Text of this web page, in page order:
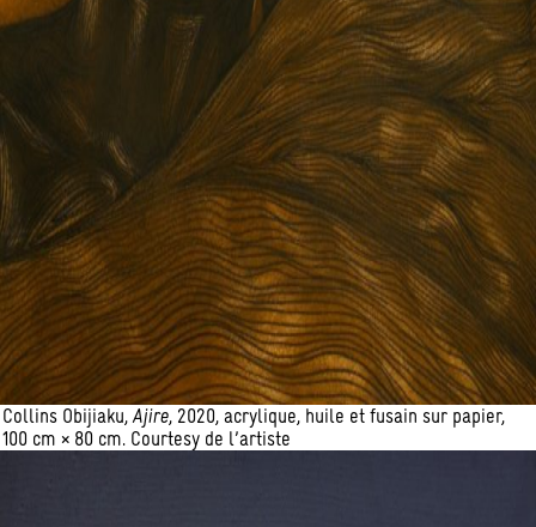
Collins Obijiaku,Ajire, 2020, acrylique, huile et fusain sur papier,
100 cm × 80 cm. Courtesy de l’artiste